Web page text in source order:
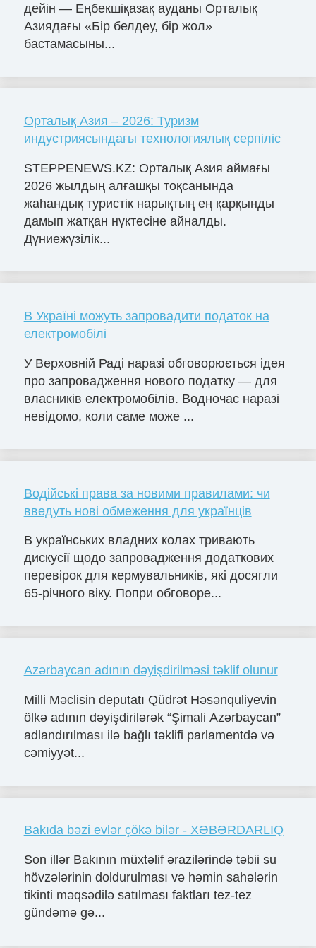
дейін — Еңбекшіқазақ ауданы Орталық
Азиядағы «Бір белдеу, бір жол»
бастамасыны...
Орталық Азия – 2026: Туризм
индустриясындағы технологиялық серпіліс
STEPPENEWS.KZ: Орталық Азия аймағы
2026 жылдың алғашқы тоқсанында
жаһандық туристік нарықтың ең қарқынды
дамып жатқан нүктесіне айналды.
Дүниежүзілік...
В Україні можуть запровадити податок на
електромобілі
У Верховній Раді наразі обговорюється ідея
про запровадження нового податку — для
власників електромобілів. Водночас наразі
невідомо, коли саме може ...
Водійські права за новими правилами: чи
введуть нові обмеження для українців
В українських владних колах тривають
дискусії щодо запровадження додаткових
перевірок для кермувальників, які досягли
65-річного віку. Попри обговоре...
Azərbaycan adının dəyişdirilməsi təklif olunur
Milli Məclisin deputatı Qüdrət Həsənquliyevin
ölkə adının dəyişdirilərək “Şimali Azərbaycan”
adlandırılması ilə bağlı təklifi parlamentdə və
cəmiyyət...
Bakıda bəzi evlər çökə bilər - XƏBƏRDARLIQ
Son illər Bakının müxtəlif ərazilərində təbii su
hövzələrinin doldurulması və həmin sahələrin
tikinti məqsədilə satılması faktları tez-tez
gündəmə gə...